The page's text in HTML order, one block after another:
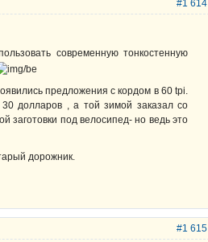
#1 614
современную тонкостенную
предложения с кордом в 60 tpi.
долларов , а той зимой заказал со
заготовки под велосипед- но ведь это
дорожник.
#1 615